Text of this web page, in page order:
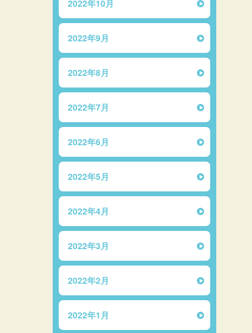
2022年10月
2022年9月
2022年8月
2022年7月
2022年6月
2022年5月
2022年4月
2022年3月
2022年2月
2022年1月